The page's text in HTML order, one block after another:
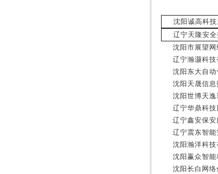
沈阳诚高科
辽宁天隆安
沈阳市展望
辽宁瀚灏科
沈阳东大自
沈阳天晟信
沈阳世博天
辽宁华鼎科
辽宁鑫安保
辽宁震东智
沈阳瀚洋科
沈阳赢众智
沈阳长白网